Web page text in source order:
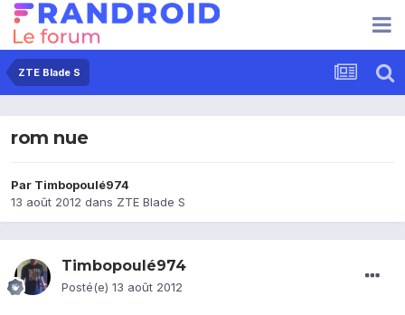
ZTE Blade S
rom nue
Par Timbopoulé974
13 août 2012 dans ZTE Blade S
Timbopoulé974
Posté(e) 13 août 2012